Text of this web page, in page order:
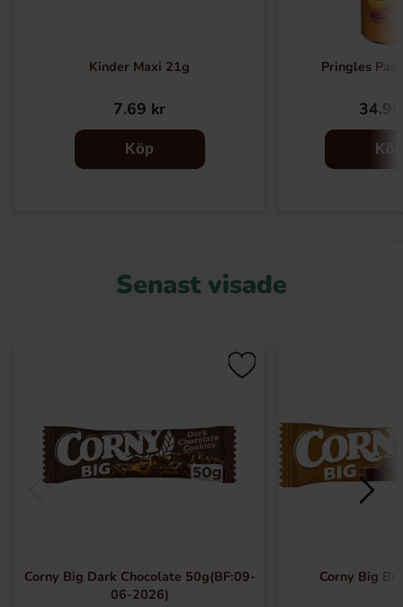
Kinder Maxi 21g
7.69 kr
Köp
Pringles
Köp
Senast visade
Corny Big Dark Chocolate 50g(BF:09-
06-2026)
Corny Big